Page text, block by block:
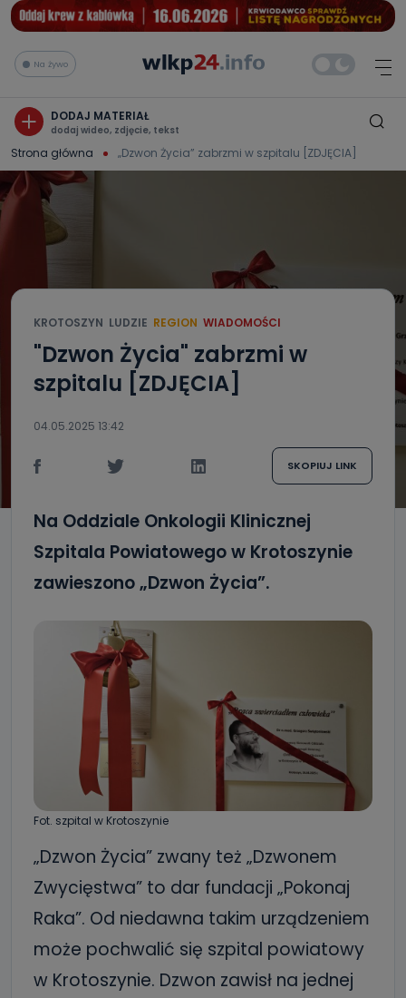
Na żywo
DODAJ MATERIAŁ
dodaj wideo, zdjęcie, tekst
Strona główna „Dzwon Życia” zabrzmi w szpitalu [ZDJĘCIA]
KROTOSZYN LUDZIE REGION WIADOMOŚCI
"Dzwon Życia" zabrzmi w
szpitalu [ZDJĘCIA]
04.05.2025 13:42
SKOPIUJ LINK
Na Oddziale Onkologii Klinicznej
Szpitala Powiatowego w Krotoszynie
zawieszono „Dzwon Życia”.
Fot. szpital w Krotoszynie
„Dzwon Życia” zwany też „Dzwonem
Zwycięstwa” to dar fundacji „Pokonaj
Raka”. Od niedawna takim urządzeniem
może pochwalić się szpital powiatowy
w Krotoszynie. Dzwon zawisł na jednej